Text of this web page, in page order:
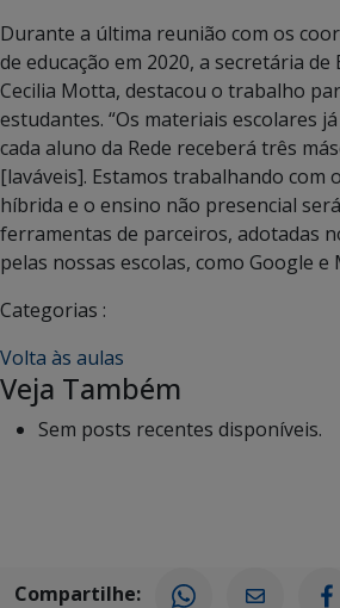
Durante a última reunião com os
de educação em 2020, a secretária de
Cecilia Motta, destacou o trabalho
estudantes. “Os materiais escolares
cada aluno da Rede receberá três
[laváveis]. Estamos trabalhando com
híbrida e o ensino não presencial
ferramentas de parceiros, adotadas
pelas nossas escolas, como Google e
Categorias :
Volta às aulas
Veja Também
Sem posts recentes disponíveis.
Compartilhe: